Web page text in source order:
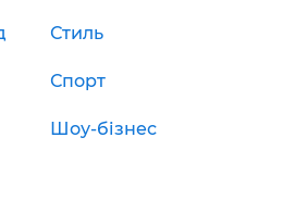
Стиль
Спорт
Шоу-бізнес